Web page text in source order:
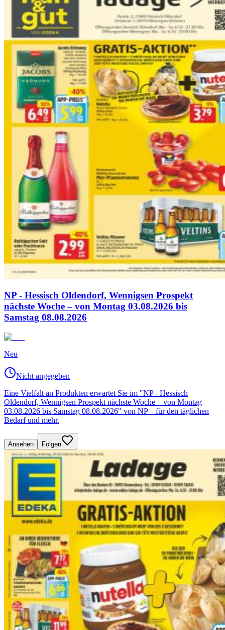
NP - Hessisch Oldendorf, Wennigsen Prospekt
nächste Woche – von Montag 03.08.2026 bis
Samstag 08.08.2026
Neu
Nicht angegeben
Eine Vielfalt an Produkten erwartet Sie im "NP - Hessisch
Oldendorf, Wennigsen Prospekt nächste Woche – von Montag
03.08.2026 bis Samstag 08.08.2026" von NP – für den täglichen
Bedarf und mehr.
Ansehen Folgen